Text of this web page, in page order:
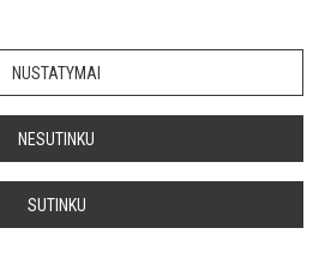
NUSTATYMAI
NESUTINKU
SUTINKU
gimnazijos sutikimo griežtai draudžiama.
paraiška Slapukų valdymas